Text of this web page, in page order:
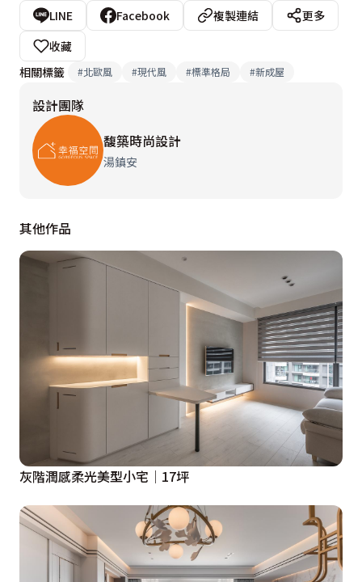
師認為，人生中許多改變，往往是一瞬間的事情，無法預
測十年、二十年後會發生什麼事，所以會以現階段與未來
五年內的使用需求，提出最適切規劃。譬如這個案子的屋
生，必須做足收納，並預留孩子的專屬空間，但仍適當留
白，賦予夫妻倆寬闊舒適的休憩環境。
於是，以溫暖木質、輕淺白與灰鋪墊冷暖適中的視覺溫
栽或擺飾的檯面，方便夫妻倆靈活運用。上方結合開放式
玻璃層架、封閉式吊掛搭佐光帶，挹注活潑現代感。若屋
主現階段於客廳用餐的生活型態轉變，僅需購買餐桌椅，
放置於矮櫃前方，此處隨即變身為燈光美、氣氛佳的餐
入門後所見的端景牆，以清水模塗料打底，傳遞質樸氣
息，下方矮櫃以燈帶創造輕盈視感，並予以導圓，避免銳
利直角碰傷居者，也同步讓動線變得更流暢。相鄰的多功
能室，湯鎮安設計師思量未來使用者的心理層面與屋主當
下所需後，捨棄隔音不佳、隱密性低的開放式或滑門設
通透立面，形塑饒富俐落簡約感的電視牆，同時圍合出具
有隱私的獨立空間。靠窗的實體部分塗刷清水模塗料與端
景牆呼應、對話，並引借房內的深灰色櫃體門片，烘襯出
LINE Facebook 複製連結
更多
收藏
相關標籤
#北歐風 #現代風 #標準格局 #新成屋
設計團隊
馥築時尚設計
湯鎮安
其他作品
灰階潤感柔光美型小宅│17坪